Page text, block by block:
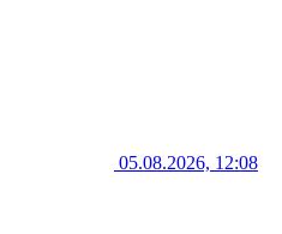
05.08.2026, 12:08